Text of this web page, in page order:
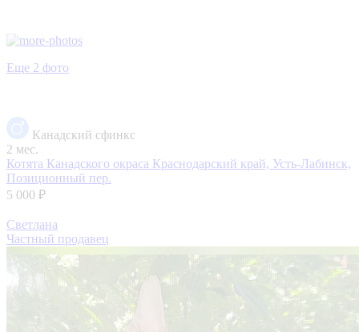
Еще 2 фото
Канадский сфинкс
2 мес.
Котята Канадского окраса Краснодарский край, Усть-Лабинск,
Позиционный пер.
5 000 ₽
Светлана
Частный продавец